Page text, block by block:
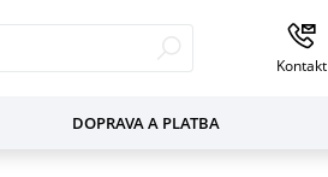
Kontakt
DOPRAVA A PLATBA